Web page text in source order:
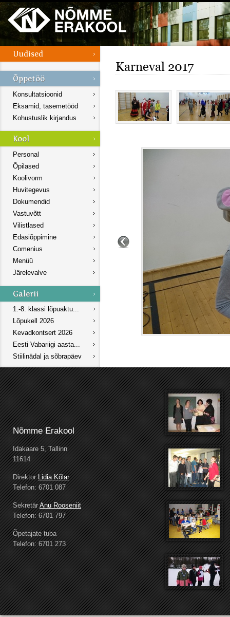
Konsultatsioonid
Eksamid, tasemetööd
Kohustuslik kirjandus
Personal
Õpilased
Koolivorm
Huvitegevus
Dokumendid
Vastuvõtt
Vilistlased
Edasiõppimine
Comenius
Menüü
Järelevalve
1.-8. klassi lõpuaktu...
Lõpukell 2026
Kevadkontsert 2026
Eesti Vabariigi aasta...
Stiilinädal ja sõbrapäev
Karneval 2017
Nõmme Erakool
Idakaare 5, Tallinn
11614
DirektorLidia Kõlar
Telefon: 6701 087
SekretärAnu Rooseniit
Telefon: 6701 797
Õpetajate tuba
Telefon: 6701 273